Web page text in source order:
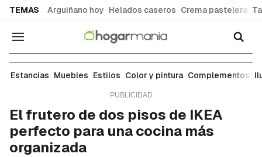
TEMAS Arguiñano hoy Helados caseros Crema pastelera
Navegación
Complementos
Estancias Muebles Estilos Color y pintura Complementos
El frutero de dos pisos de IKEA
perfecto para una cocina más
organizada